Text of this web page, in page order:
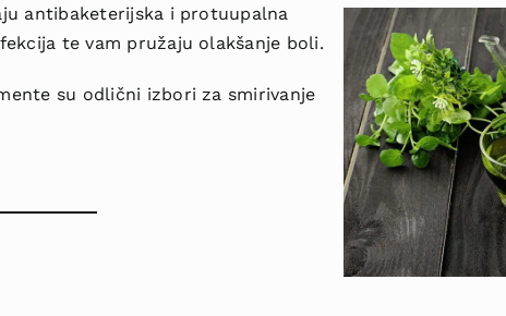
antibaketerijska i protuupalna
te vam pružaju olakšanje boli.
su odlični izbori za smirivanje